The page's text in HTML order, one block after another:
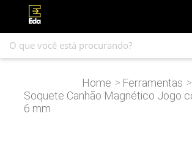
Home > Ferramentas >
Soquete Canhão Magnético Jogo
6 mm